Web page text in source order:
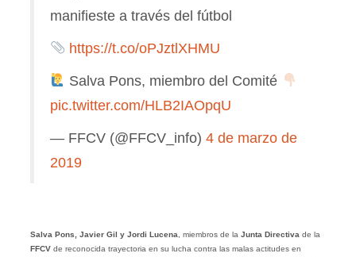
manifieste a través del fútbol
https://t.co/oPJztlXHMU
Salva Pons, miembro del Comité
pic.twitter.com/HLB2IAOpqU
— FFCV (@FFCV_info) 4 de marzo de
2019
Salva Pons, Javier Gil y Jordi Lucena , miembros de la Junta Directiva de la
FFCVde reconocida trayectoria en su lucha contra las malas actitudes en